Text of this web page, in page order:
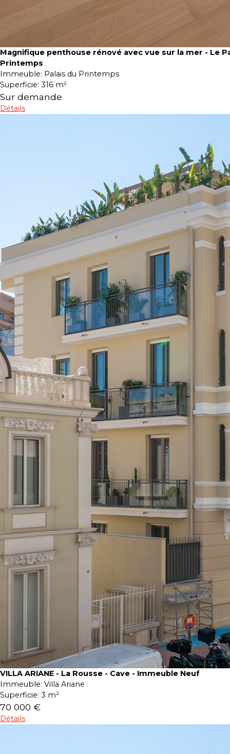
Magnifique penthouse rénové avec vue sur la mer - Le
Printemps
Immeuble: Palais du Printemps
Superficie: 316 m²
Sur demande
Détails
VILLA ARIANE - La Rousse - Cave - Immeuble Neuf
Immeuble: Villa Ariane
Superficie: 3 m²
70 000 €
Détails